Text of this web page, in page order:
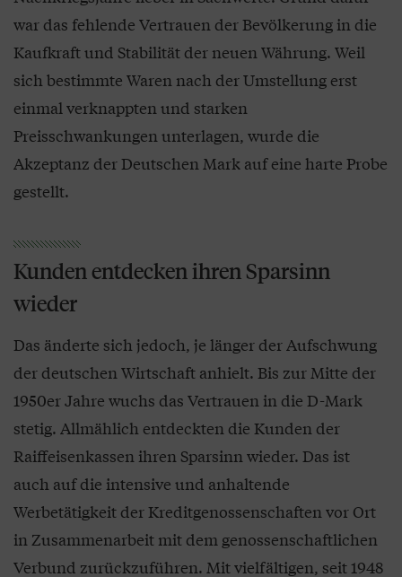
war das fehlende Vertrauen der Bevölkerung in die
Kaufkraft und Stabilität der neuen Währung. Weil
sich bestimmte Waren nach der Umstellung erst
einmal verknappten und starken
Preisschwankungen unterlagen, wurde die
Akzeptanz der Deutschen Mark auf eine harte Probe
gestellt.
Kunden entdecken ihren Sparsinn
wieder
Das änderte sich jedoch, je länger der Aufschwung
der deutschen Wirtschaft anhielt. Bis zur Mitte der
1950er Jahre wuchs das Vertrauen in die D-Mark
stetig. Allmählich entdeckten die Kunden der
Raiffeisenkassen ihren Sparsinn wieder. Das ist
auch auf die intensive und anhaltende
Werbetätigkeit der Kreditgenossenschaften vor Ort
in Zusammenarbeit mit dem genossenschaftlichen
Verbund zurückzuführen. Mit vielfältigen, seit 1948